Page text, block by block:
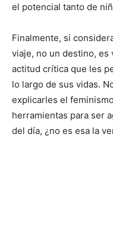
el potencial tanto de
Finalmente, si
viaje, no un destino,
actitud crítica que les
lo largo de sus vidas.
explicarles el
herramientas para ser
del día, ¿no es esa la